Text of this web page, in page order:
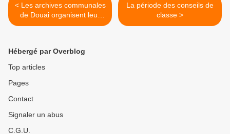
< Les archives communales
de Douai organisent leur
4ème braderie de livres
La période des conseils de
classe >
Hébergé par Overblog
Top articles
Pages
Contact
Signaler un abus
C.G.U.